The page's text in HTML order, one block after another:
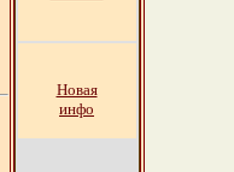
Новая
инфо